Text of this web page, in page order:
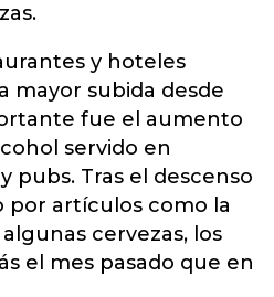
y hoteles
mayor subida desde
fue el aumento
servido en
pubs. Tras el descenso
por artículos como la
cervezas, los
el mes pasado que en